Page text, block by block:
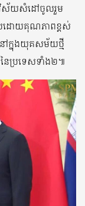
ប់វិស័យសំដៅចូលរួម
បដោយគុណភាពខ្ពស់
ៅក្នុងយុគសម័យថ្មី
ៃប្រទេសទាំង២៕